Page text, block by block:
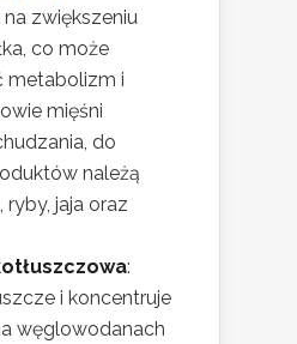
zwiększeniu
co może
metabolizm i
mięśni
do
należą
ryby, jaja oraz
:
i koncentruje
węglowodanach